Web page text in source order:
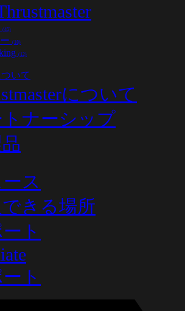
(45)
(18)
(12)
ついて
について
ナーシップ
品
ス
きる場所
ト
ト